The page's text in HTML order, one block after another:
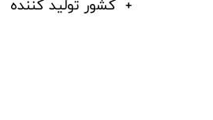
کشور تولید کننده